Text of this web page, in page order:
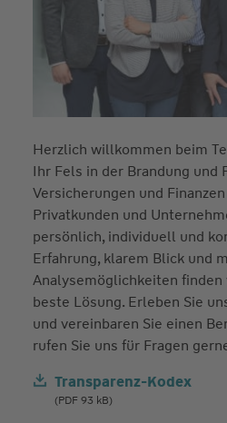
Herzlich willkommen beim
Ihr Fels in der Brandung und
Versicherungen und
Privatkunden und
persönlich, individuell und
Erfahrung, klarem Blick und
Analysemöglichkeiten finden
beste Lösung. Erleben Sie
und vereinbaren Sie einen
rufen Sie uns für Fragen
Transparenz-Kodex
(PDF 93 kB)